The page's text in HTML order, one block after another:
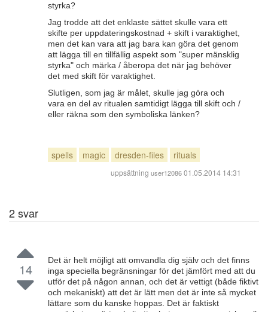
styrka?
Jag trodde att det enklaste sättet skulle vara ett
skifte per uppdateringskostnad + skift i varaktighet,
men det kan vara att jag bara kan göra det genom
att lägga till en tillfällig aspekt som "super mänsklig
styrka" och märka / åberopa det när jag behöver
det med skift för varaktighet.
Slutligen, som jag är målet, skulle jag göra och
vara en del av ritualen samtidigt lägga till skift och /
eller räkna som den symboliska länken?
spells magic dresden-files rituals
uppsättning user1208601.05.2014 14:31
2svar
14
Det är helt möjligt att omvandla dig själv och det finns
inga speciella begränsningar för det jämfört med att du
utför det på någon annan, och det är vettigt (både fiktivt
och mekaniskt) att det är lätt men det är inte så mycket
lättare som du kanske hoppas. Det är faktiskt